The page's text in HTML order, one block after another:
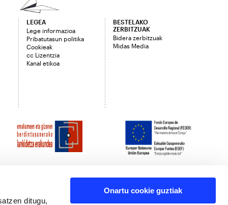
ditugu,
Onartu cookie guztiak
LEGEA
Lege informazioa
Pribatutasun politika
Cookieak
cc Lizentzia
Kanal etikoa
BESTELAKO
ZERBITZUAK
Bidera zerbitzuak
Midas Media